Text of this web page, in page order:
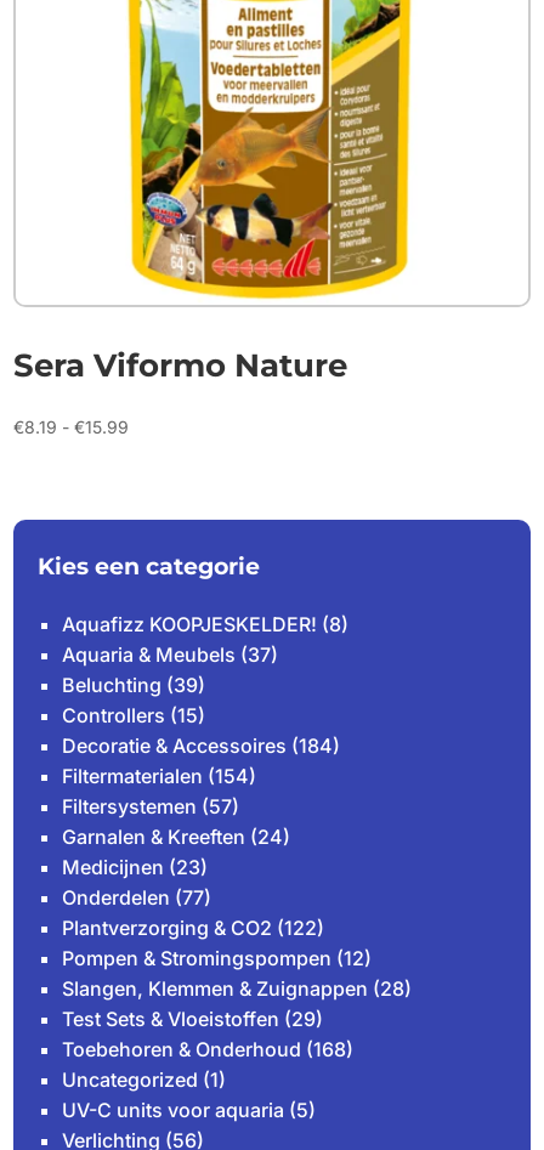
Sera Viformo Nature
€8.19 - €15.99
Kies een categorie
Aquafizz KOOPJESKELDER! (8)
Aquaria & Meubels (37)
Beluchting (39)
Controllers (15)
Decoratie & Accessoires (184)
Filtermaterialen (154)
Filtersystemen (57)
Garnalen & Kreeften (24)
Medicijnen (23)
Onderdelen (77)
Plantverzorging & CO2 (122)
Pompen & Stromingspompen (12)
Slangen, Klemmen & Zuignappen (28)
Test Sets & Vloeistoffen (29)
Toebehoren & Onderhoud (168)
Uncategorized (1)
UV-C units voor aquaria (5)
Verlichting (56)